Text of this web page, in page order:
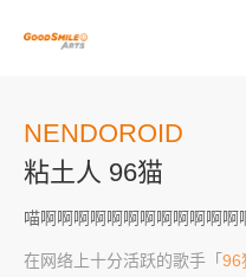
NENDOROID
粘土人 96猫
喵啊啊啊啊啊啊啊啊啊啊啊啊
在网络上十分活跃的歌手「 96